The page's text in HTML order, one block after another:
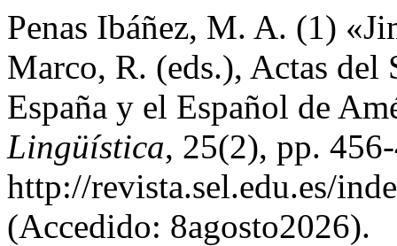
Penas Ibáñez, M. A. (1)
Marco, R. (eds.), Actas del
España y el Español de
Lingüística, 25(2), pp.
http://revista.sel.edu.es/
(Accedido: 8agosto2026).